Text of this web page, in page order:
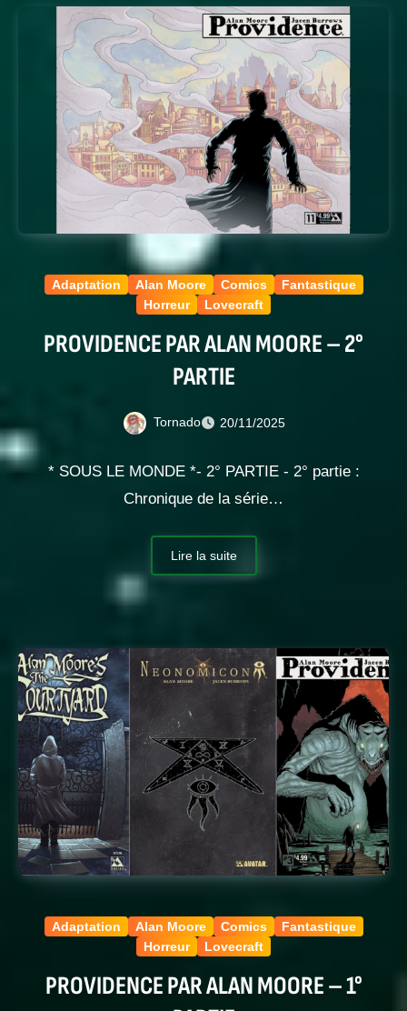
Adaptation Alan Moore Comics
Fantastique
Horreur
Lovecraft
PROVIDENCE PAR ALAN MOORE – 2°
PARTIE
Tornado 20/11/2025
* SOUS LE MONDE *- 2° PARTIE - 2° partie :
Chronique de la série…
Lire la suite
Adaptation Alan Moore Comics
Fantastique
Horreur
Lovecraft
PROVIDENCE PAR ALAN MOORE – 1°